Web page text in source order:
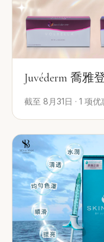
Juvéderm 喬雅
截至 8月31日 · 1 项优